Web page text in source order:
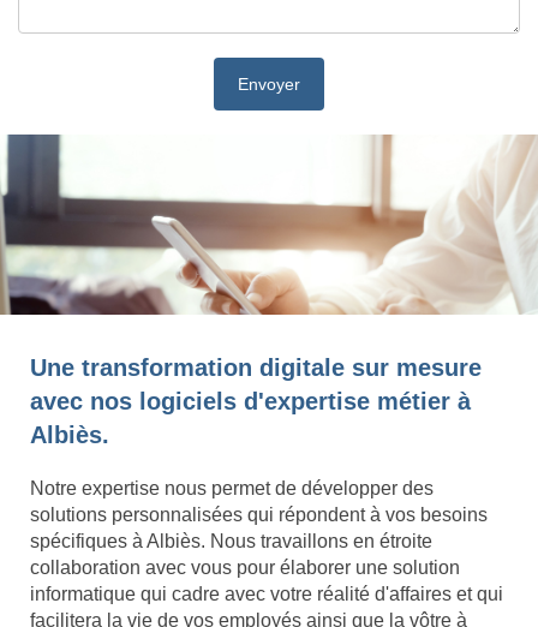
Une transformation digitale sur mesure
avec nos logiciels d'expertise métier à
Albiès.
Notre expertise nous permet de développer des
solutions personnalisées qui répondent à vos besoins
spécifiques à Albiès. Nous travaillons en étroite
collaboration avec vous pour élaborer une solution
informatique qui cadre avec votre réalité d'affaires et qui
facilitera la vie de vos employés ainsi que la vôtre à